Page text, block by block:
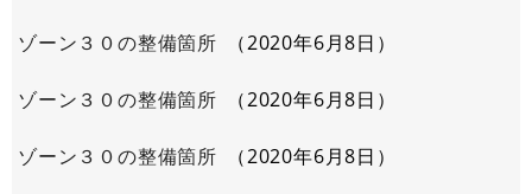
ゾーン３０の整備箇所 2020年6月8日
ゾーン３０の整備箇所 2020年6月8日
ゾーン３０の整備箇所 2020年6月8日